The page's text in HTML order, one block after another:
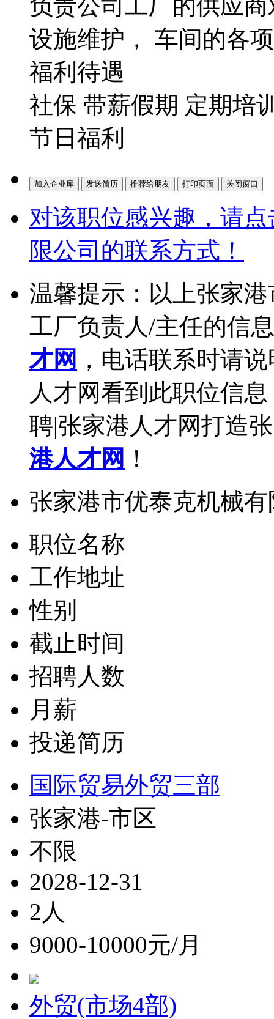
负责公司工厂的供应
设施维护， 车间的各
福利待遇
社保 带薪假期 定期培
节日福利
对该职位感兴趣，请
限公司的联系方式！
温馨提示：以上张家
工厂负责人/主任的信
才网 ，电话联系时请
人才网看到此职位信
聘|张家港人才网打造
港人才网 ！
张家港市优泰克机械
职位名称
工作地址
性别
截止时间
招聘人数
月薪
投递简历
国际贸易外贸三部
张家港-市区
不限
2028-12-31
2人
9000-10000元/月
外贸(市场4部)